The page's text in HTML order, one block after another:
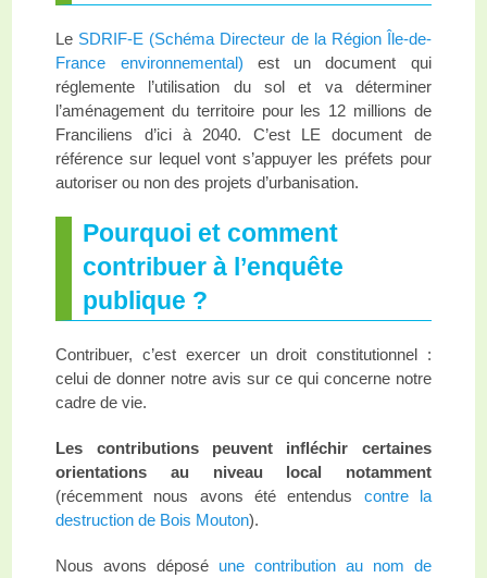
Le SDRIF-E (Schéma Directeur de la Région Île-de-
France environnemental) est un document qui
réglemente l’utilisation du sol et va déterminer
l’aménagement du territoire pour les 12 millions de
Franciliens d’ici à 2040. C’est LE document de
référence sur lequel vont s’appuyer les préfets pour
autoriser ou non des projets d’urbanisation.
Pourquoi et comment
contribuer à l’enquête
publique ?
Contribuer, c’est exercer un droit constitutionnel :
celui de donner notre avis sur ce qui concerne notre
cadre de vie.
Les contributions peuvent infléchir certaines
orientations au niveau local notamment
(récemment nous avons été entendus contre la
destruction de Bois Mouton).
Nous avons déposé une contribution au nom de